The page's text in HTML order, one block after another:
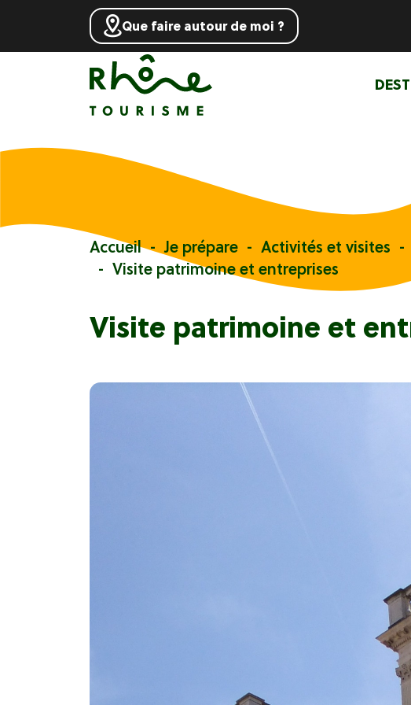
Que faire autour de moi ?
Accueil Je prépare Activités et visites
Visite patrimoine et entreprises
Visite patrimoine et